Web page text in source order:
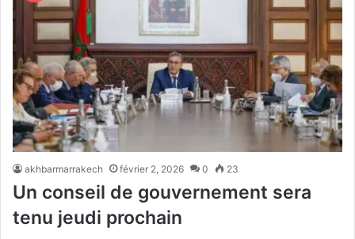
akhbarmarrakech février 2, 2026 0 23
Un conseil de gouvernement sera
tenu jeudi prochain